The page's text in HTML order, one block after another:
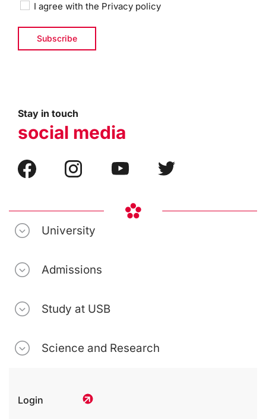
I agree with the Privacy policy
Stay in touch
social media
University
Admissions
Study at USB
Science and Research
Login